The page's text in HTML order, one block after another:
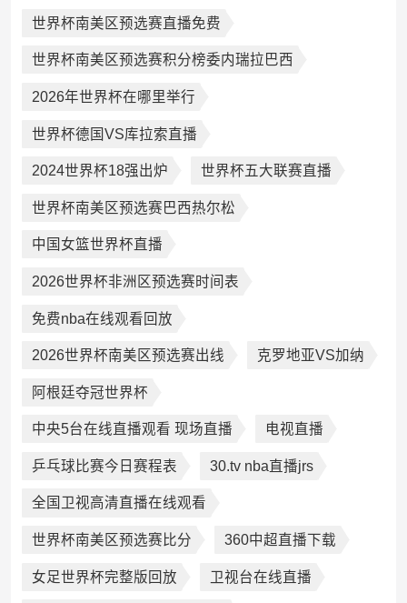
世界杯南美区预选赛直播免费
世界杯南美区预选赛积分榜委内瑞拉巴西
2026年世界杯在哪里举行
世界杯德国VS库拉索直播
2024世界杯18强出炉 世界杯五大联赛直播
世界杯南美区预选赛巴西热尔松
中国女篮世界杯直播
2026世界杯非洲区预选赛时间表
免费nba在线观看回放
2026世界杯南美区预选赛出线 克罗地亚VS加纳
阿根廷夺冠世界杯
中央5台在线直播观看 现场直播 电视直播
乒乓球比赛今日赛程表 30.tv nba直播jrs
全国卫视高清直播在线观看
世界杯南美区预选赛比分 360中超直播下载
女足世界杯完整版回放 卫视台在线直播